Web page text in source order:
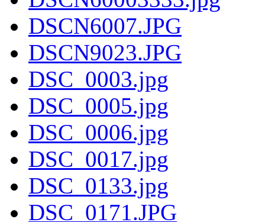
DSCN6007.JPG
DSCN9023.JPG
DSC_0003.jpg
DSC_0005.jpg
DSC_0006.jpg
DSC_0017.jpg
DSC_0133.jpg
DSC_0171.JPG